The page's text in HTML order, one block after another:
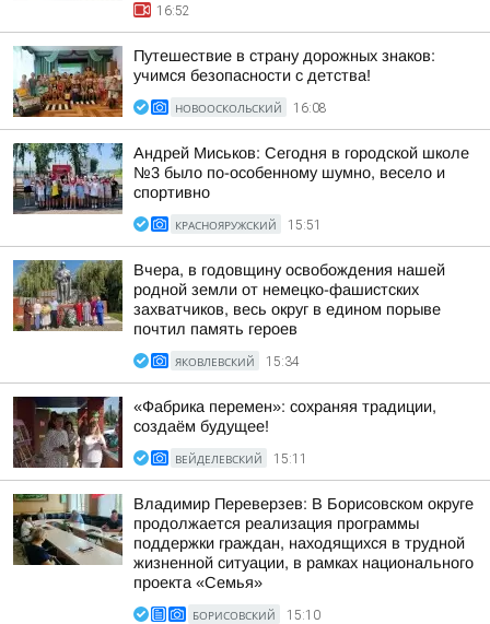
16:52
Путешествие в страну дорожных знаков:
учимся безопасности с детства!
НОВООСКОЛЬСКИЙ 16:08
Андрей Миськов: Сегодня в городской школе
№3 было по-особенному шумно, весело и
спортивно
КРАСНОЯРУЖСКИЙ 15:51
Вчера, в годовщину освобождения нашей
родной земли от немецко-фашистских
захватчиков, весь округ в едином порыве
почтил память героев
ЯКОВЛЕВСКИЙ 15:34
«Фабрика перемен»: сохраняя традиции,
создаём будущее!
ВЕЙДЕЛЕВСКИЙ 15:11
Владимир Переверзев: В Борисовском округе
продолжается реализация программы
поддержки граждан, находящихся в трудной
жизненной ситуации, в рамках национального
проекта «Семья»
БОРИСОВСКИЙ 15:10